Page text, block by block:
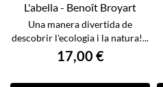
L'abella - Benoît Broyart
Una manera divertida de
descobrir l'ecologia i la natura!...
17,00 €